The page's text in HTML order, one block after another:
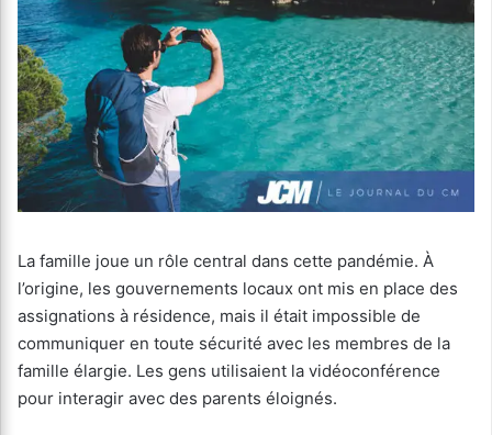
La famille joue un rôle central dans cette pandémie. À
l’origine, les gouvernements locaux ont mis en place des
assignations à résidence, mais il était impossible de
communiquer en toute sécurité avec les membres de la
famille élargie. Les gens utilisaient la vidéoconférence
pour interagir avec des parents éloignés.